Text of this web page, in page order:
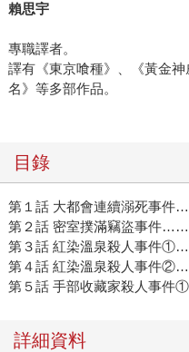
賴思宇
專職譯者。
譯有《東京喰種》、《黃金
名》等多部作品。
目錄
第１話 大都會連續溺死事件
第２話 密室撲滿竊盜事件
第３話 紅染溫泉殺人事件
第４話 紅染溫泉殺人事件
第５話 手部收藏家殺人事
詳細資料